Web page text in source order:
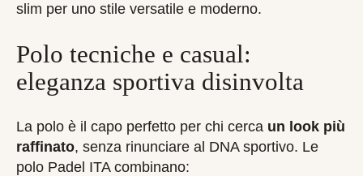
slim per uno stile versatile e moderno.
Polo tecniche e casual:
eleganza sportiva disinvolta
La polo è il capo perfetto per chi cerca un look più
raffinato, senza rinunciare al DNA sportivo. Le
polo Padel ITA combinano: